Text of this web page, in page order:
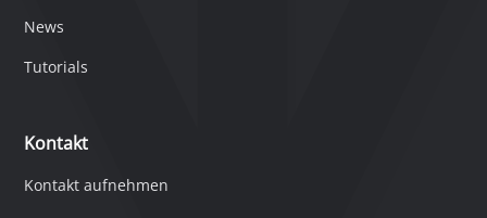
News
Tutorials
Kontakt
Kontakt aufnehmen